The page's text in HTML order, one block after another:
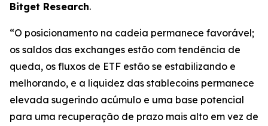
Bitget Research.
“O posicionamento na cadeia permanece favorável;
os saldos das exchanges estão com tendência de
queda, os fluxos de ETF estão se estabilizando e
melhorando, e a liquidez das stablecoins permanece
elevada sugerindo acúmulo e uma base potencial
para uma recuperação de prazo mais alto em vez de